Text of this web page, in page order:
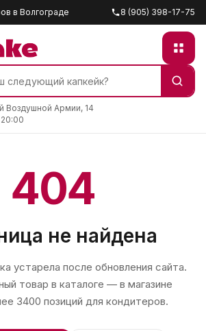
в Волгограде 8 (905) 398-17-75
Воздушной Армии, 14
404
не найдена
устарела после обновления сайта.
товар в каталоге — в магазине
3400 позиций для кондитеров.